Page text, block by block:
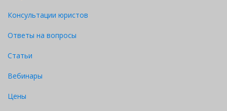
Консультации юристов
Ответы на вопросы
Статьи
Вебинары
Цены